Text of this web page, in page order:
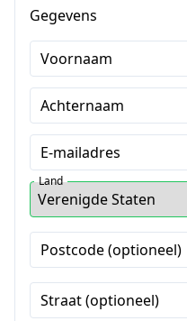
Gegevens
Voornaam
Achternaam
E-mailadres
Land
Postcode (optioneel)
Straat (optioneel)